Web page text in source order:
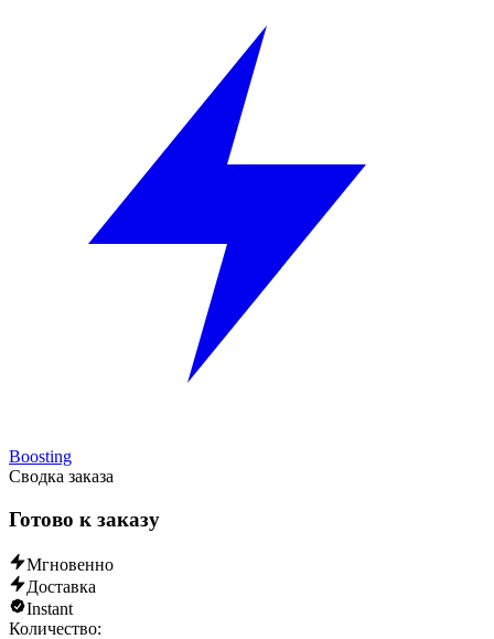
Boosting
Сводка заказа
Готово к заказу
Мгновенно
Доставка
Instant
Количество: